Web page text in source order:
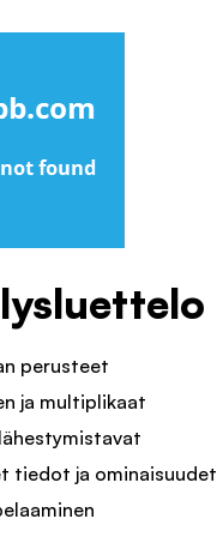
perusteet
ja multiplikaat
tiedot ja ominaisuudet